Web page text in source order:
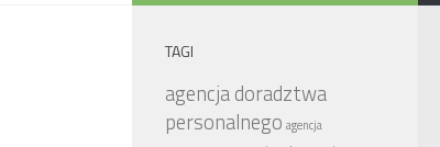
TAGI
agencja doradztwa
personalnego agencja